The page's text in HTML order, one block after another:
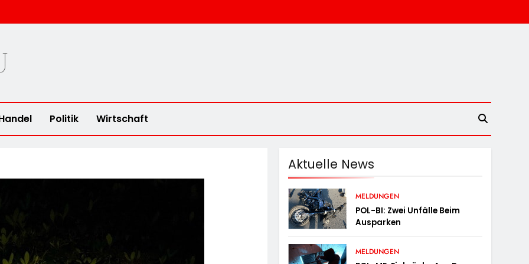
Politik Wirtschaft
Aktuelle News
MELDUNGEN
POL-BI: Zwei Unfälle Beim
Ausparken
MELDUNGEN